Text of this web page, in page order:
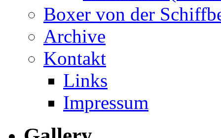
Boxer von der
Archive
Kontakt
Links
Impressum